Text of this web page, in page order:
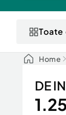
Home
DE